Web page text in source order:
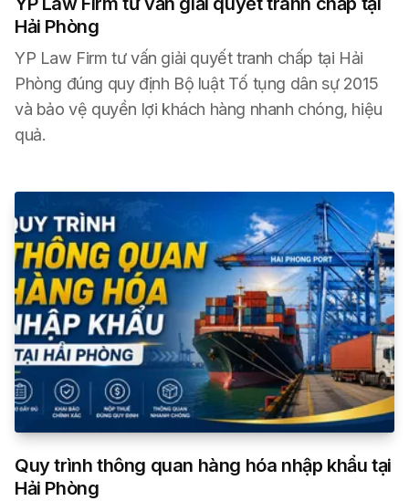
Hải Phòng
YP Law Firm tư vấn giải quyết tranh chấp tại Hải
Phòng đúng quy định Bộ luật Tố tụng dân sự 2015
và bảo vệ quyền lợi khách hàng nhanh chóng, hiệu
quả.
Quy trình thông quan hàng hóa nhập khẩu tại
Hải Phòng